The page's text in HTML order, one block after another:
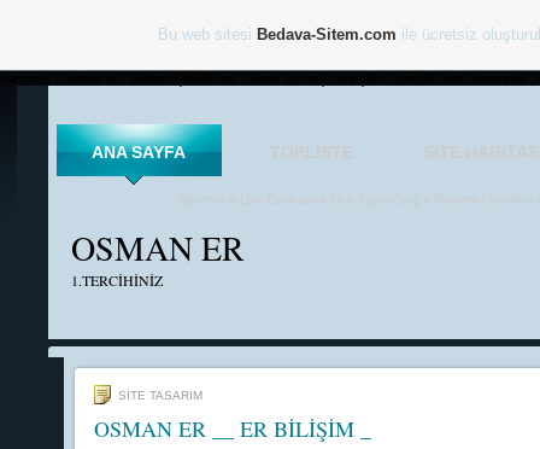
ANA SAYFA TOPLISTE SITE
Şiirlerim Link Bankası Üye Kayıt/Giriş Reklam Ücretleri
OSMAN ER
1.TERCİHİNİZ
SİTE TASARIM
OSMAN ER __ ER BİLİŞİM _
Bu web sitesi Bedava-Sitem.com ile ücretsiz